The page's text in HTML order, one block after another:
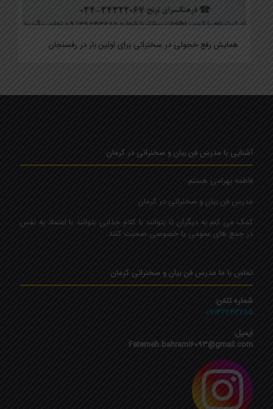
همایش رفع خجولی در سخنرانی برای اولین بار در رفسنجان
آشنایی با مدرس فن بیان و سخنرانی در کرمان
فاطمه بهرامی هستم.
مدرس فن بیان و سخنرانی در کرمان
کمک می کنم به دیگران تا بتوانند با کلام جذابی بتوانند با اعتماد به نفس
در جمع های عمومی یا خصوصی صحبت کنند.
تماس با ما مدرس فن بیان و سخنرانی کرمان
شماره تلفن:
۰۹۱۳۶۲۴۳۲۸۵
ایمیل:
Fatemeh.bahrami6093@gmail.com